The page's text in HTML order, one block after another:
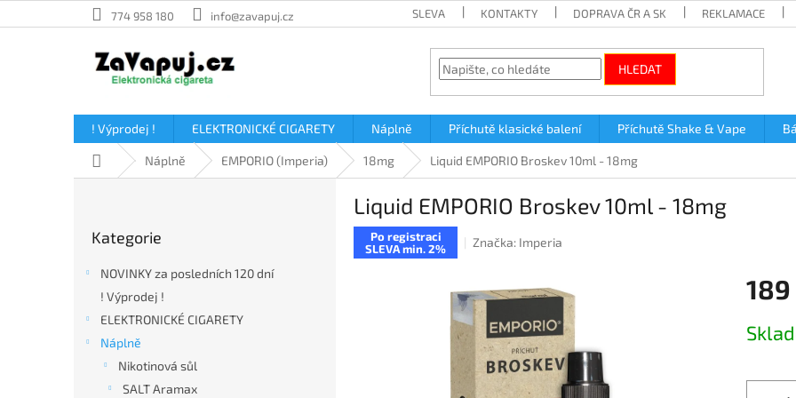
na
774 958 180 info@zavapuj.cz SLEVA KONTAKTY DOPRAVA ČR A SK REKLAMACE
HLEDAT
! Výprodej ! ELEKTRONICKÉ CIGARETY Náplně Příchutě klasické balení Příchutě Shake & Vape
Domů Náplně EMPORIO (Imperia) 18mg Liquid EMPORIO Broskev 10ml - 18mg
kategorie
Kategorie
NOVINKY za posledních 120 dní
! Výprodej !
ELEKTRONICKÉ CIGARETY
Náplně
Nikotinová sůl
SALT Aramax
Liquid EMPORIO Broskev 10ml - 18mg
Po registraci
SLEVA min. 2%
Značka: Imperia
189
cena: